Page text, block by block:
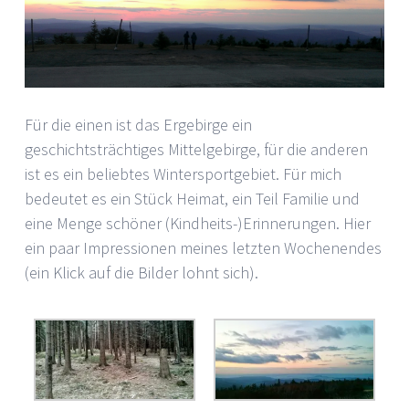
Für die einen ist das Ergebirge ein
geschichtsträchtiges Mittelgebirge, für die anderen
ist es ein beliebtes Wintersportgebiet. Für mich
bedeutet es ein Stück Heimat, ein Teil Familie und
eine Menge schöner (Kindheits-)Erinnerungen. Hier
ein paar Impressionen meines letzten Wochenendes
(ein Klick auf die Bilder lohnt sich).